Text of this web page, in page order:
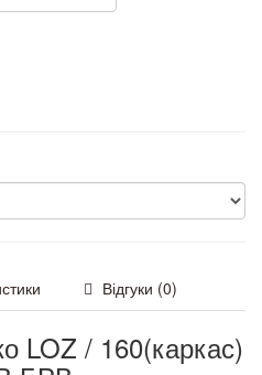
Відгуки (0)
LOZ / 160(каркас)